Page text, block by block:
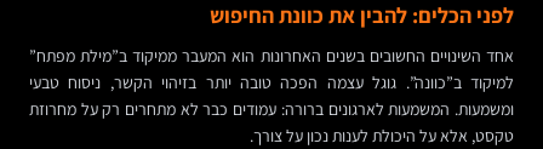
לפני הכלים: להבין את כוונת החיפוש
אחד השינויים החשובים בשנים האחרונות הוא המעבר ממיקוד ב”מילת מפתח”
למיקוד ב”כוונה”. גוגל עצמה הפכה טובה יותר בזיהוי הקשר, ניסוח טבעי
ומשמעות. המשמעות לארגונים ברורה: עמודים כבר לא מתחרים רק על מחרוזת
טקסט, אלא על היכולת לענות נכון על צורך.